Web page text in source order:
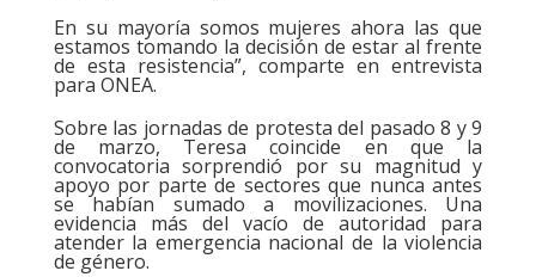
En su mayoría somos mujeres ahora las que
estamos tomando la decisión de estar al frente
de esta resistencia”, comparte en entrevista
para ONEA.
Sobre las jornadas de protesta del pasado 8 y 9
de marzo, Teresa coincide en que la
convocatoria sorprendió por su magnitud y
apoyo por parte de sectores que nunca antes
se habían sumado a movilizaciones. Una
evidencia más del vacío de autoridad para
atender la emergencia nacional de la violencia
de género.